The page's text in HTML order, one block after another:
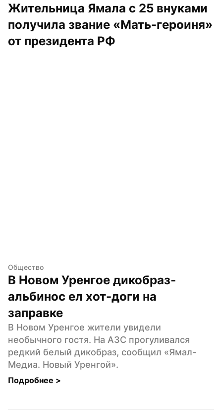
Жительница Ямала с 25 внуками
получила звание «Мать-героиня»
от президента РФ
Общество
В Новом Уренгое дикобраз-
альбинос ел хот-доги на
заправке
В Новом Уренгое жители увидели
необычного гостя. На АЗС прогуливался
редкий белый дикобраз, сообщил «Ямал-
Медиа. Новый Уренгой».
Подробнее >